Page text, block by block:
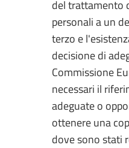
del trattamento
personali a un
terzo e
decisione di
Commissione
necessari il
adeguate o
ottenere una
dove sono stati